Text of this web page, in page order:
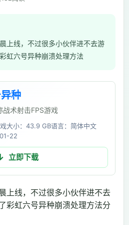
上线，不过很多小伙伴进不去游
虹六号异种崩溃处理方法
种
战术射击FPS游戏
大小：43.9 GB语言：简体中文
22
立即下载
上线，不过很多小伙伴进不去
彩虹六号异种崩溃处理方法分